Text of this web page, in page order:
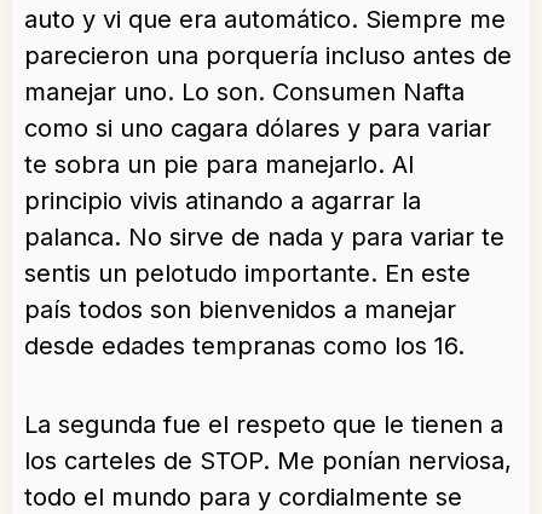
auto y vi que era automático. Siempre me
parecieron una porquería incluso antes de
manejar uno. Lo son. Consumen Nafta
como si uno cagara dólares y para variar
te sobra un pie para manejarlo. Al
principio vivis atinando a agarrar la
palanca. No sirve de nada y para variar te
sentis un pelotudo importante. En este
país todos son bienvenidos a manejar
desde edades tempranas como los 16.
La segunda fue el respeto que le tienen a
los carteles de STOP. Me ponían nerviosa,
todo el mundo para y cordialmente se